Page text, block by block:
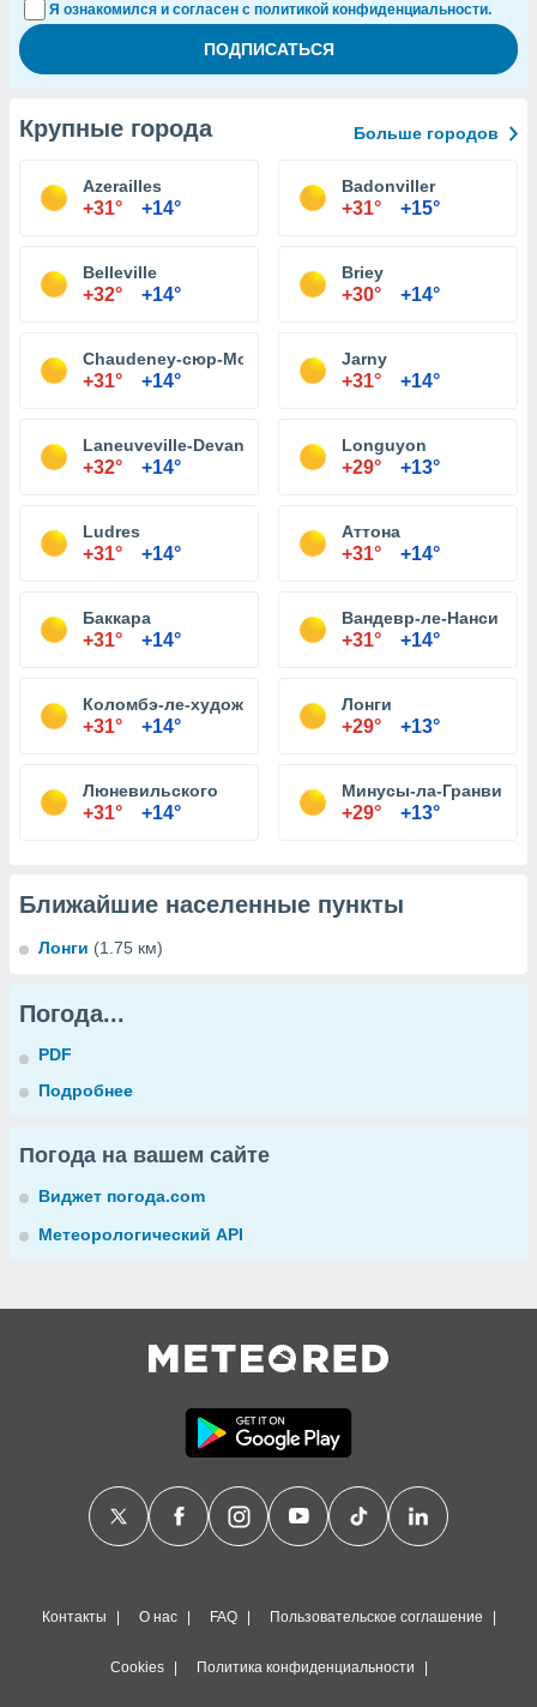
Я ознакомился и согласен с политикой конфиденциальности.
Крупные города Больше городов
Azerailles
+31° +14°
Badonviller
+31° +15°
Belleville
+32° +14°
Briey
+30° +14°
Chaudeney-сюр-Мозель
+31° +14°
Jarny
+31° +14°
Laneuveville-Devant-Nancy
+32° +14°
Longuyon
+29° +13°
Ludres
+31° +14°
Аттона
+31° +14°
Баккара
+31° +14°
Вандевр-ле-Нанси
+31° +14°
Коломбэ-ле-художественной
+31° +14°
Лонги
+29° +13°
Люневильского
+31° +14°
Минусы-ла-Гранвиль
+29° +13°
Ближайшие населенные пункты
Лонги (1.75 км)
Погода...
PDF
Подробнее
Погода на вашем сайте
Виджет погода.com
Метеорологический API
Контакты О нас FAQ Пользовательское соглашение
Cookies Политика конфиденциальности